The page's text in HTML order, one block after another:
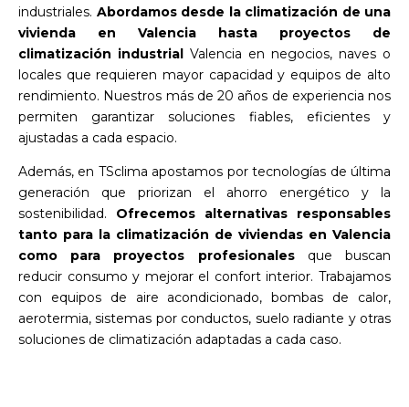
industriales. Abordamos desde la climatización de una
vivienda en Valencia hasta proyectos de
climatización industrial Valencia en negocios, naves o
locales que requieren mayor capacidad y equipos de alto
rendimiento. Nuestros más de 20 años de experiencia nos
permiten garantizar soluciones fiables, eficientes y
ajustadas a cada espacio.
Además, en TSclima apostamos por tecnologías de última
generación que priorizan el ahorro energético y la
sostenibilidad. Ofrecemos alternativas responsables
tanto para la climatización de viviendas en Valencia
como para proyectos profesionalesque buscan
reducir consumo y mejorar el confort interior. Trabajamos
con equipos de aire acondicionado, bombas de calor,
aerotermia, sistemas por conductos, suelo radiante y otras
soluciones de climatización adaptadas a cada caso.